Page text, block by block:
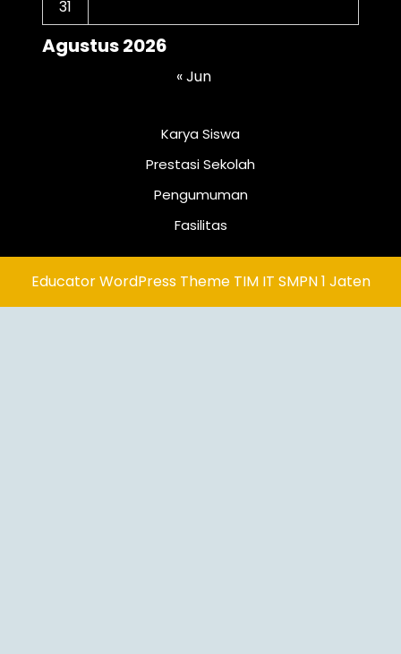
Agustus 2026
31
« Jun
Karya Siswa
Prestasi Sekolah
Pengumuman
Fasilitas
Educator WordPress ThemeTIM IT SMPN 1 Jaten